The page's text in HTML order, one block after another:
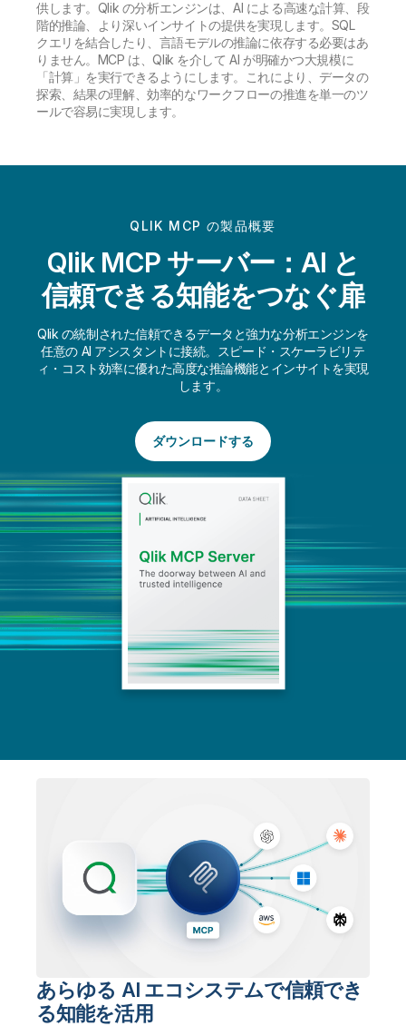
供します。Qlik の分析エンジンは、AI による高速な計算、段
階的推論、より深いインサイトの提供を実現します。SQL
クエリを結合したり、言語モデルの推論に依存する必要はあ
りません。MCP は、Qlik を介して AI が明確かつ大規模に
「計算」を実行できるようにします。これにより、データの
探索、結果の理解、効率的なワークフローの推進を単一のツ
ールで容易に実現します。
QLIK MCP の製品概要
Qlik MCP サーバー：AI と
信頼できる知能をつなぐ扉
Qlik の統制された信頼できるデータと強力な分析エンジンを
任意の AI アシスタントに接続。スピード・スケーラビリテ
ィ・コスト効率に優れた高度な推論機能とインサイトを実現
します。
ダウンロードする
あらゆる AI エコシステムで信頼でき
る知能を活用